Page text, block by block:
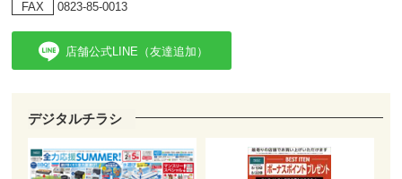
FAX 0823-85-0013
店舗公式LINE（友達追加）
デジタルチラシ